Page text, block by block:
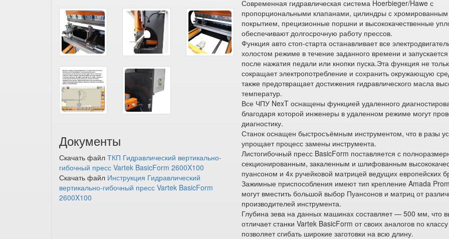
Документы
Скачать файл ТКП Гидравлический вертикально-
гибочный пресс Vartek BasicForm 2600X100
Скачать файл Инструкция Гидравлический
вертикально-гибочный пресс Vartek BasicForm
2600X100
Современная гидравлическая система Hoerbieger/Hawe с
пропорциональными клапанами, цилиндры с хромированным
покрытием, прецизионные поршни и высококачественные
обеспечивают долгосрочную работу прессов.
Функция авто стоп-старта останавливает все
холостом режиме в течение заданного времени и запускается
после нажатия педали или кнопки пуска.Эта функция не
сокращает электропотребление и сохранить окружающую
также предотвращает достижения гидравлического масла
температур.
Все ЧПУ NexT оснащены функцией удаленного
благодаря которой инженеры в удаленном режиме могут
диагностику.
Станок оснащен быстросъёмным инструментом, что в разы
упрощает процесс замены инструмента.
Листогибочный пресс BasicForm поставляется с
секционированным, закаленным и шлифованным
пуансоном и 4х ручейковой матрицей ведущих европейских
Зажимные приспособления имеют тип крепление Amada
могут вместить большой выбор Пуансонов и матриц от
производителей инструмента.
Глубина зева на данных машинах составляет — 500 мм, что
отличает станки Vartek BasicForm от своих аналогов по
позволяет сгибать широкие заготовки на всю длину.